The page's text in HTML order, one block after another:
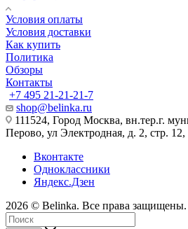
Условия оплаты
Условия доставки
Как купить
Политика
Обзоры
Контакты
+7 495 21-21-21-7
shop@belinka.ru
111524, Город Москва, вн.тер.г.
Перово, ул Электродная, д. 2, стр.
Вконтакте
Одноклассники
Яндекс.Дзен
2026 © Belinka. Все права защищены.